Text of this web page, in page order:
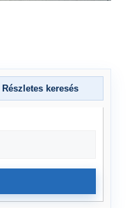
Részletes keresés